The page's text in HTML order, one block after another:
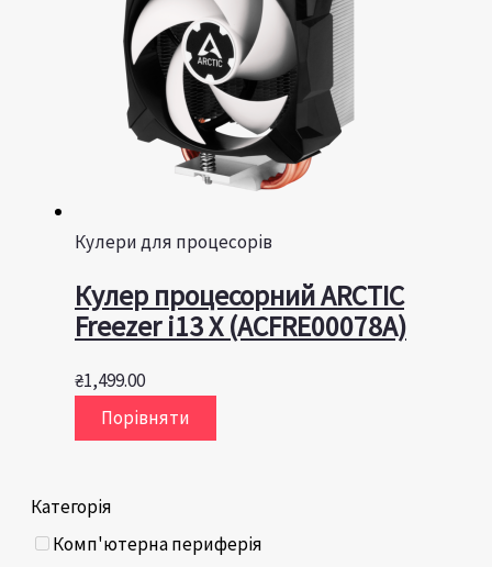
Категорія
Комп'ютерна периферія
Кулери для процесорів
Кулер процесорний ARCTIC
Freezer i13 X (ACFRE00078A)
₴1,499.00
Порівняти